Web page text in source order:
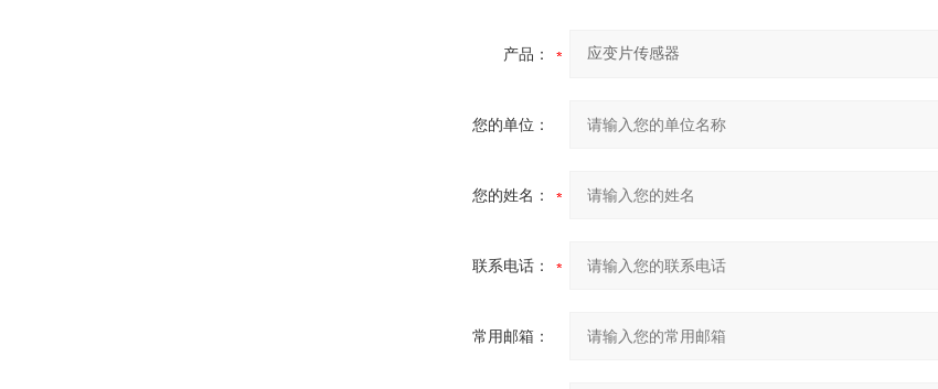
产品：
您的单位：
您的姓名：
联系电话：
常用邮箱：